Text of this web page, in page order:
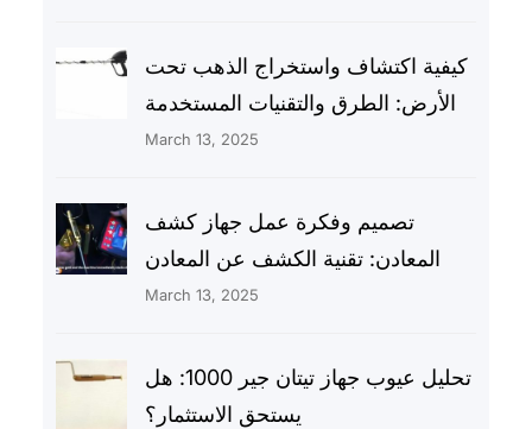
كيفية اكتشاف واستخراج الذهب تحت
الأرض: الطرق والتقنيات المستخدمة
March 13, 2025
تصميم وفكرة عمل جهاز كشف
المعادن: تقنية الكشف عن المعادن
March 13, 2025
تحليل عيوب جهاز تيتان جير 1000: هل
يستحق الاستثمار؟